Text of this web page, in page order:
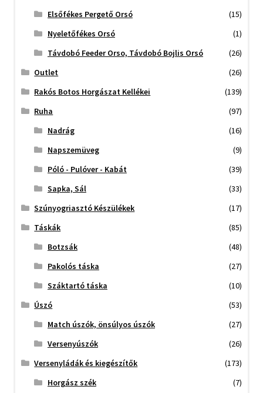
Elsőfékes Pergető Orsó
(15)
Nyeletőfékes Orsó
(1)
Távdobó Feeder Orso, Távdobó Bojlis Orsó
(26)
Outlet
(26)
Rakós Botos Horgászat Kellékei
(139)
Ruha
(97)
Nadrág
(16)
Napszemüveg
(9)
Póló - Pulóver - Kabát
(39)
Sapka, Sál
(33)
Szúnyogriasztó Készülékek
(17)
Táskák
(85)
Botzsák
(48)
Pakolós táska
(27)
Száktartó táska
(10)
Úszó
(53)
Match úszók, önsúlyos úszók
(27)
Versenyúszók
(26)
Versenyládák és kiegészítők
(173)
Horgász szék
(7)